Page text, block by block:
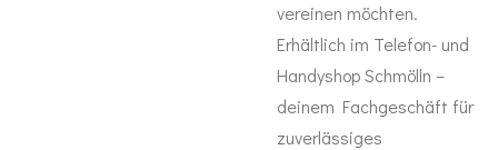
vereinen möchten.
Erhältlich im Telefon- und
Handyshop Schmölln –
deinem Fachgeschäft für
zuverlässiges